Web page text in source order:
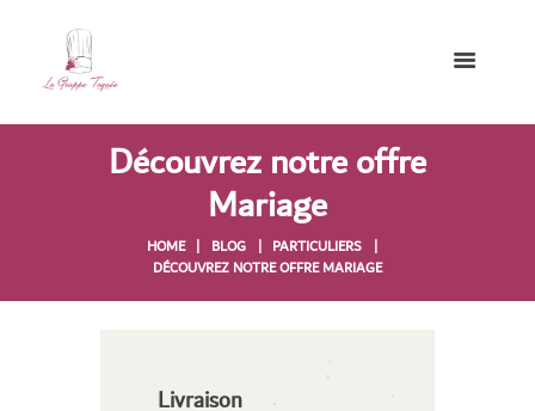
Découvrez notre offre
Mariage
HOME BLOG
PARTICULIERS
DÉCOUVREZ NOTRE OFFRE MARIAGE
Livraison